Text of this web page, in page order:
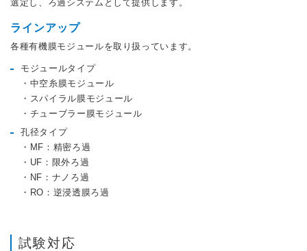
選定し、ろ過システムとして提供します。
ラインアップ
各種有機膜モジュールを取り扱っています。
モジュールタイプ
・中空糸膜モジュール
・スパイラル膜モジュール
・チューブラー膜モジュール
孔径タイプ
・MF：精密ろ過
・UF：限外ろ過
・NF：ナノろ過
・RO：逆浸透膜ろ過
試験対応